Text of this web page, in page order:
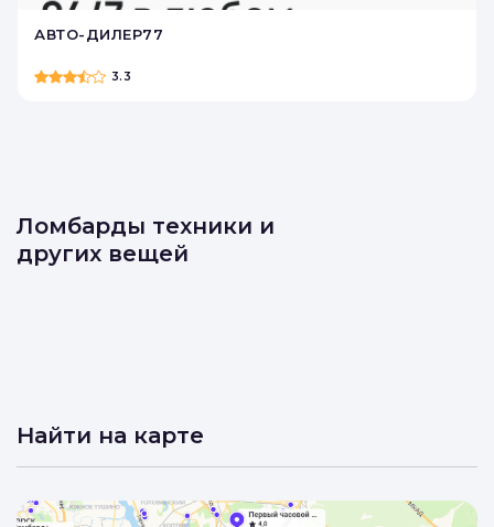
АВТО-ДИЛЕР77
3.3
Ломбарды техники и
других вещей
Найти на карте